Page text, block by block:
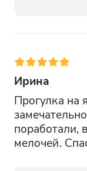
Ирина
Прогулка на
поработали,
мелочей.